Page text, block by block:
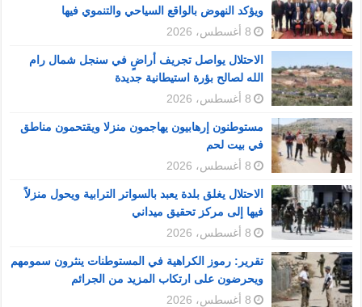
ويؤكد النهوض بالواقع السياحي والتنموي فيها
8 أغسطس، 2026
الاحتلال يواصل تجريف أراضٍ في سنجل شمال رام
الله لصالح بؤرة استيطانية جديدة
8 أغسطس، 2026
مستوطنون إرهابيون يهاجمون منزلا ويقتحمون مناطق
في بيت لحم
8 أغسطس، 2026
الاحتلال يغلق بلدة يعبد بالسواتر الترابية ويحول منزلاً
فيها إلى مركز تحقيق ميداني
8 أغسطس، 2026
تقرير: رموز الكراهية في المستوطنات ينثرون سمومهم
ويحرضون على ارتكاب المزيد من الجرائم
8 أغسطس، 2026